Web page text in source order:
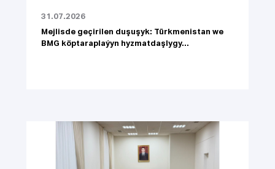
31.07.2026
Mejlisde geçirilen duşuşyk: Türkmenistan we
BMG köptaraplaýyn hyzmatdaşlygy...